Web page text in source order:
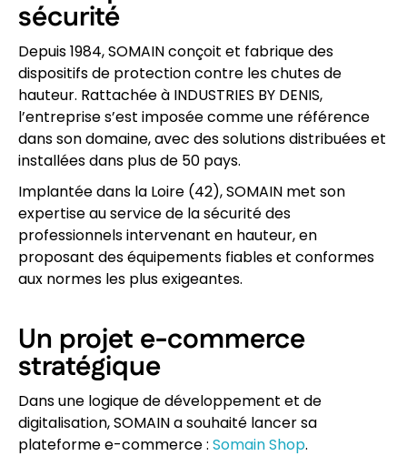
sécurité
Depuis 1984, SOMAIN conçoit et fabrique des
dispositifs de protection contre les chutes de
hauteur. Rattachée à INDUSTRIES BY DENIS,
l’entreprise s’est imposée comme une référence
dans son domaine, avec des solutions distribuées et
installées dans plus de 50 pays.
Implantée dans la Loire (42), SOMAIN met son
expertise au service de la sécurité des
professionnels intervenant en hauteur, en
proposant des équipements fiables et conformes
aux normes les plus exigeantes.
Un projet e-commerce
stratégique
Dans une logique de développement et de
digitalisation, SOMAIN a souhaité lancer sa
plateforme e-commerce : Somain Shop.